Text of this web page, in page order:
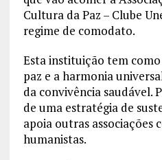
Cultura da Paz – Clube
regime de comodato.
Esta instituição tem
paz e a harmonia
da convivência saudável.
de uma estratégia de
apoia outras associações
humanistas.